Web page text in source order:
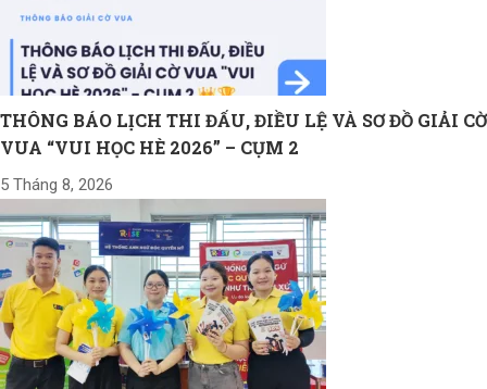
THÔNG BÁO LỊCH THI ĐẤU, ĐIỀU LỆ VÀ SƠ ĐỒ GIẢI CỜ
VUA “VUI HỌC HÈ 2026” – CỤM 2
5 Tháng 8, 2026